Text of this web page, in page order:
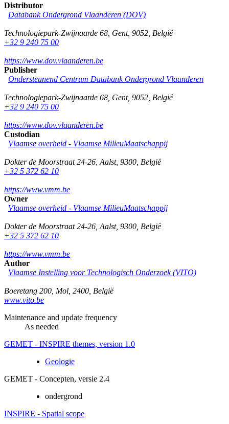
Distributor
Databank Ondergrond Vlaanderen (DOV)
Technologiepark-Zwijnaarde 68 Gent, 9052 België
+32 9 240 75 00
https://www.dov.vlaanderen.be
Publisher
Ondersteunend Centrum Databank Ondergrond Vlaanderen
Technologiepark-Zwijnaarde 68 Gent, 9052 België
+32 9 240 75 00
https://www.dov.vlaanderen.be
Custodian
Vlaamse overheid - Vlaamse MilieuMaatschappij
Dokter de Moorstraat 24-26 Aalst, 9300 België
+32 5 372 62 10
https://www.vmm.be
Owner
Vlaamse overheid - Vlaamse MilieuMaatschappij
Dokter de Moorstraat 24-26 Aalst, 9300 België
+32 5 372 62 10
https://www.vmm.be
Author
Vlaamse Instelling voor Technologisch Onderzoek (VITO)
Boeretang 200 Mol 2400 België
www.vito.be
Maintenance and update frequency
As needed
GEMET - INSPIRE themes, version 1.0
Geologie
GEMET - Concepten, versie 2.4
ondergrond
INSPIRE - Spatial scope